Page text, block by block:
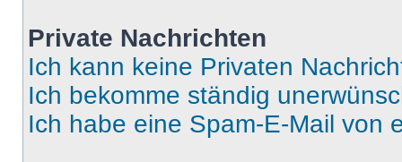
Private Nachrichten
Ich kann keine Privaten
Ich bekomme ständig
Ich habe eine Spam-E-Mail von